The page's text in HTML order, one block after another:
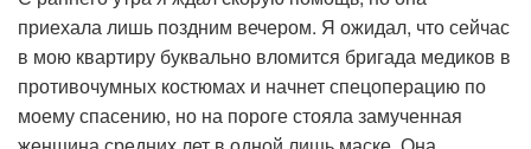
приехала лишь поздним вечером. Я ожидал, что сейчас
в мою квартиру буквально вломится бригада медиков в
противочумных костюмах и начнет спецоперацию по
моему спасению, но на пороге стояла замученная